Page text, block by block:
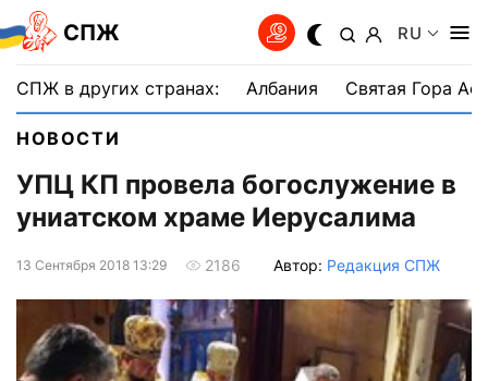
СПЖ RU
СПЖ в других странах: Албания Святая Гора
НОВОСТИ
УПЦ КП провела богослужение в
униатском храме Иерусалима
13 Сентября 2018 13:29 2186 Автор: Редакция СПЖ